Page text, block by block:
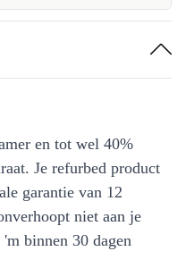
en tot wel 40%
Je refurbed product
garantie van 12
niet aan je
binnen 30 dagen